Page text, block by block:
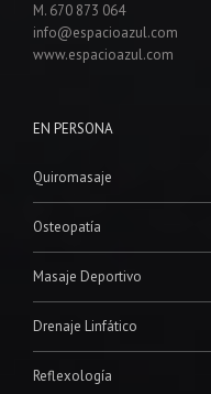
M. 670 873 064
info@espacioazul.com
www.espacioazul.com
EN PERSONA
Quiromasaje
Osteopatía
Masaje Deportivo
Drenaje Linfático
Reflexología